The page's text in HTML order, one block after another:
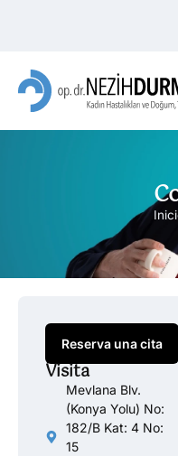
Reserva una cita
Visita
Mevlana Blv.
(Konya Yolu) No:
182/B Kat: 4 No:
15